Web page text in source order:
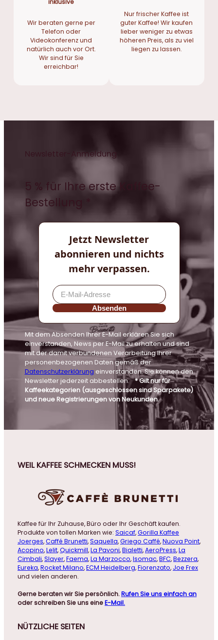
inklusive
Wir beraten gerne per
Telefon oder
Videokonferenz und
natürlich auch vor Ort.
Wir sind für Sie
erreichbar!
Nur frischer Kaffee ist
guter Kaffee! Wir kaufen
lieber weniger zu etwas
höheren Preis, als zu viel
liegen zu lassen.
Newsletter-Anmeldung
5 % für Ihre erste Kaffee-
Bestellung *
Jetzt Newsletter
abonnieren und nichts
mehr verpassen.
Absenden
Mit dem Absenden Ihrer E-Mail erklären Sie sich
einverstanden, News per E-Mail zu erhalten und sind
mit der damit verbundenen Verarbeitung Ihrer
personenbezogenen Daten gemäß der
Datenschutzerklärung einverstanden. Sie können den
Newsletter jederzeit abbestellen.* Gilt nur für
Kaffeekategorien (ausgeschlossen sind Sparpakete)
und neue Registrierungen von Neukunden.
WEIL KAFFEE SCHMECKEN MUSS!
Kaffee für Ihr Zuhause, Büro oder Ihr Geschäft kaufen.
Produkte von tollen Marken wie: Saicaf,Gorilla Kaffee
Joerges,Caffé Brunetti,Saquella,Griego Caffé,Nuova Point,
Acopino,Lelit,Quickmill,La Pavoni,Bialetti,AeroPress,La
Cimbali,Slayer,Faema,La Marzocco,Isomac,BFC,Bezzera,
Eureka,Rocket Milano,ECM Heidelberg,Fiorenzato, Joe Frex
und vielen anderen.
Gerne beraten wir Sie persönlich.Rufen Sie uns einfach an
oder schreiben Sie uns eineE-Mail.
NÜTZLICHE SEITEN